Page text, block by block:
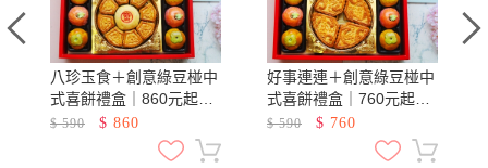
八珍玉食＋創意綠豆椪中
式喜餅禮盒｜860元起｜
手工中式喜餅漢餅系列
$590 $ 860
好事連連＋創意綠豆椪中
式喜餅禮盒｜760元起｜
手工中式喜餅漢餅系列
$590 $ 760